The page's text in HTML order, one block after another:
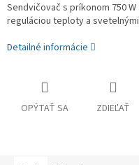
Sendvičovač s príkonom 750
reguláciou teploty a
Detailné informácie
OPÝTAŤ SA ZDIEĽAŤ